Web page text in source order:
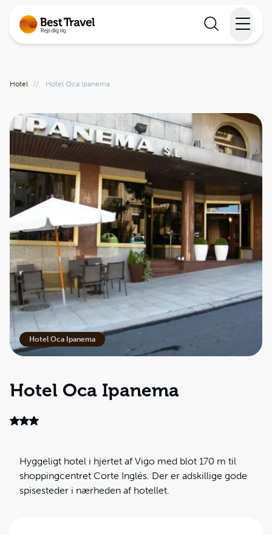
Rejsekalender
Inspiration
Information
Min Rejse
Hotel // Hotel Oca Ipanema
Hotel Oca Ipanema
Hotel Oca Ipanema
Hyggeligt hotel i hjertet af Vigo med blot 170 m til
shoppingcentret Corte Inglés. Der er adskillige gode
spisesteder i nærheden af hotellet.